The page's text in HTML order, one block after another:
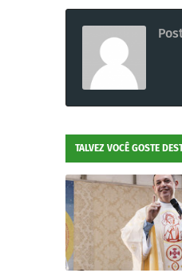
TALVEZ VOCÊ GOSTE